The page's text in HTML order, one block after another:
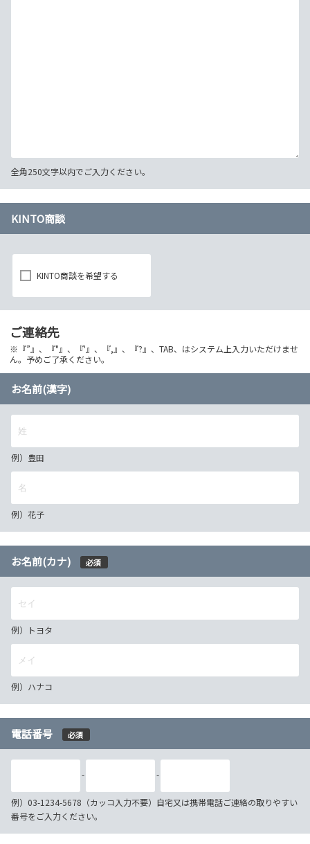
全角250文字以内でご入力ください。
KINTO商談
KINTO商談を希望する
ご連絡先
※『”』、『"』、『'』、『,』、『?』、TAB、はシステム上入力いただけませ
ん。予めご了承ください。
お名前(漢字)
例）豊田
例）花子
お名前(カナ) 必須
例）トヨタ
例）ハナコ
電話番号 必須
- -
例）03-1234-5678（カッコ入力不要）自宅又は携帯電話ご連絡の取りやすい
番号をご入力ください。